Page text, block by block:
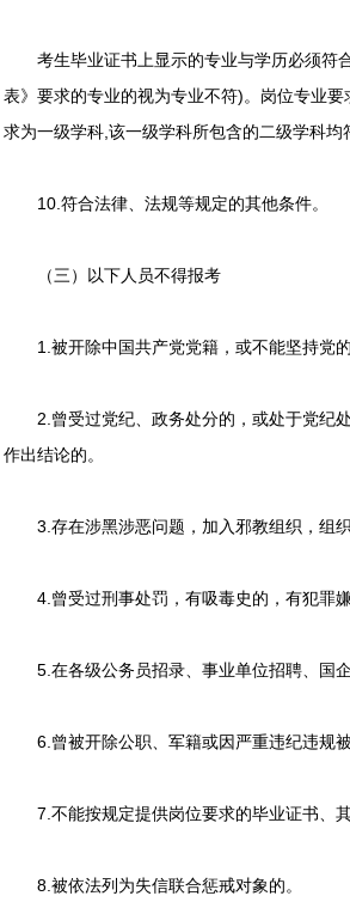
考生毕业证书上显示的专业与学历必须符合
表》要求的专业的视为专业不符)。岗位专业
求为一级学科,该一级学科所包含的二级学科均
10.符合法律、法规等规定的其他条件。
（三）以下人员不得报考
1.被开除中国共产党党籍，或不能坚持党的
2.曾受过党纪、政务处分的，或处于党纪处
作出结论的。
3.存在涉黑涉恶问题，加入邪教组织，组织
4.曾受过刑事处罚，有吸毒史的，有犯罪嫌
5.在各级公务员招录、事业单位招聘、国企
6.曾被开除公职、军籍或因严重违纪违规被
7.不能按规定提供岗位要求的毕业证书、其
8.被依法列为失信联合惩戒对象的。